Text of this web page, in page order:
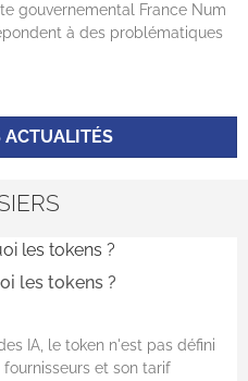
gouvernemental France Num
à des problématiques
ACTUALITÉS
les tokens ?
IA, le token n'est pas défini
et son tarif